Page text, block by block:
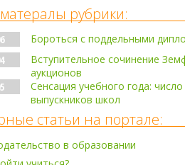
рубрики:
Бороться с поддельными
Вступительное сочинение
аукционов
Сенсация учебного года:
выпускников школ
статьи на портале:
в образовании